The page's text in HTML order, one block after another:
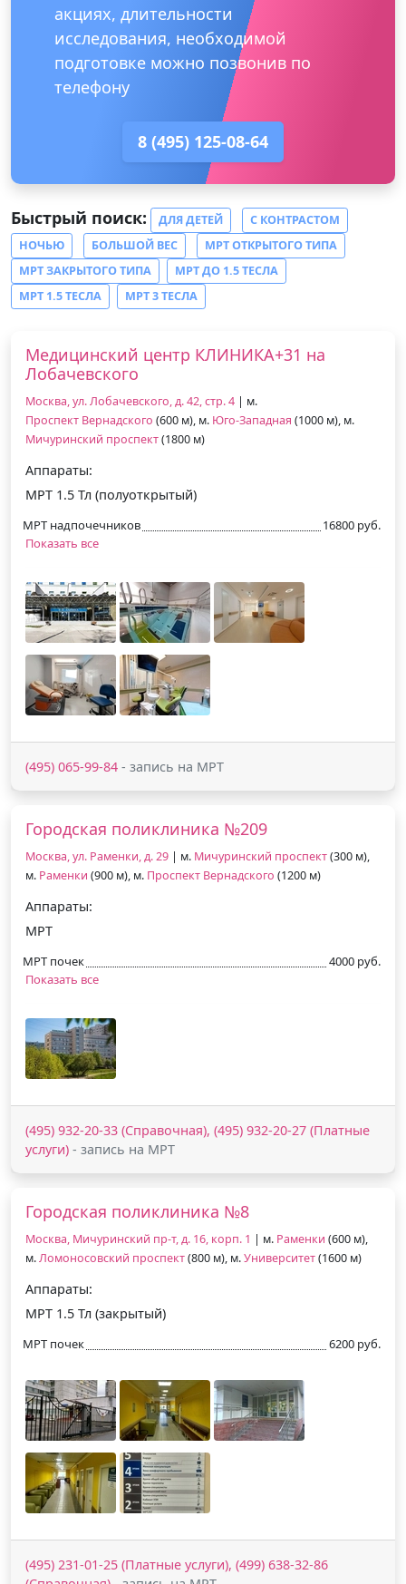
акциях, длительности
исследования, необходимой
подготовке можно позвонив по
телефону
8 (495) 125-08-64
Быстрый поиск: ДЛЯ ДЕТЕЙ
С КОНТРАСТОМ
НОЧЬЮ
БОЛЬШОЙ ВЕС
МРТ ОТКРЫТОГО ТИПА
МРТ ЗАКРЫТОГО ТИПА
МРТ ДО 1.5 ТЕСЛА
МРТ 1.5 ТЕСЛА
МРТ 3 ТЕСЛА
Медицинский центр КЛИНИКА+31 на
Лобачевского
Москва, ул. Лобачевского, д. 42, стр. 4 | м.
Проспект Вернадского (600 м), м. Юго-Западная (1000 м), м.
Мичуринский проспект(1800 м)
Аппараты:
МРТ 1.5 Тл (полуоткрытый)
МРТ надпочечников
16800 руб.
Показать все
(495) 065-99-84 - запись на МРТ
Городская поликлиника №209
Москва, ул. Раменки, д. 29 | м. Мичуринский проспект(300 м),
м. Раменки (900 м), м. Проспект Вернадского (1200 м)
Аппараты:
МРТ
МРТ почек
4000 руб.
Показать все
(495) 932-20-33 (Справочная), (495) 932-20-27 (Платные
услуги) - запись на МРТ
Городская поликлиника №8
Москва, Мичуринский пр-т, д. 16, корп. 1 | м. Раменки (600 м),
м.Ломоносовский проспект(800 м), м.Университет(1600 м)
Аппараты:
МРТ 1.5 Тл (закрытый)
МРТ почек 6200 руб.
(495) 231-01-25 (Платные услуги), (499) 638-32-86